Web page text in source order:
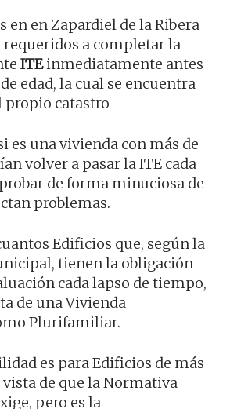
en en Zapardiel de la Ribera
requeridos a completar la
ITEinmediatamente antes
edad, la cual se encuentra
propio catastro
es una vivienda con más de
volver a pasar la ITE cada
de forma minuciosa de
problemas.
Edificios que, según la
tienen la obligación
cada lapso de tiempo,
de una Vivienda
Plurifamiliar.
es para Edificios de más
vista de que la Normativa
pero es la